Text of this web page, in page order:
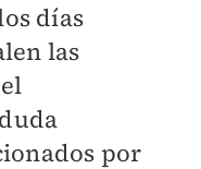
días
las
por